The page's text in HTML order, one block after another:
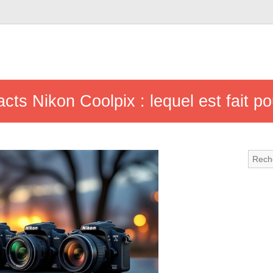
Nikon Coolpix : lequel est fait